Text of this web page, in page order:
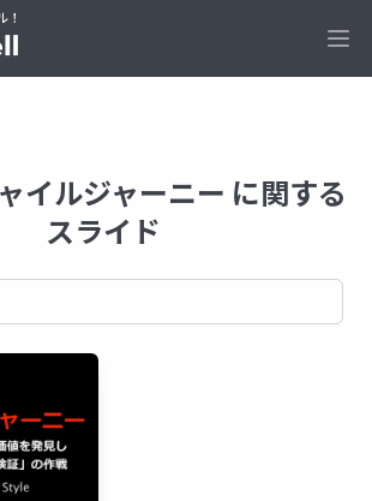
イルジャーニー に関する
スライド